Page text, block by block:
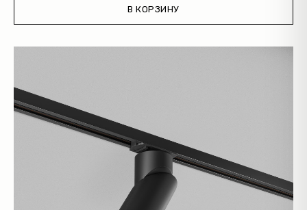
В КОРЗИНУ